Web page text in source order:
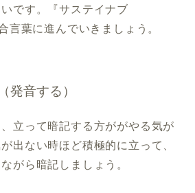
です。『サステイナブ
言葉に進んでいきましょう。
発音する）
立って暗記する方ががやる気が
出ない時ほど積極的に立って、
がら暗記しましょう。